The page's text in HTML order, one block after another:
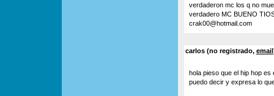
verdaderon mc los q no
verdadero MC BUENO
crak00@hotmail.com
carlos (no registrado, email
hola pieso que el hip hop
puedo decir y expresa lo